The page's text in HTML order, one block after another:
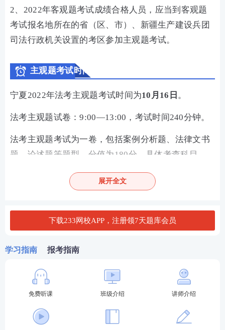
2、2022年客观题考试成绩合格人员，应当到客观题
考试报名地所在的省（区、市）、新疆生产建设兵团
司法行政机关设置的考区参加主观题考试。
主观题考试时间
宁夏2022年法考主观题考试时间为10月16日 。
法考主观题试卷：9:00—13:00，考试时间240分钟。
法考主观题考试为一卷，包括案例分析题、法律文书
题、论述题等题型，分值为180分。具体考查科目
习近平法治思想、法理学、宪法、刑法、刑事诉讼
法与行政诉讼法、司法制度和法律职业道德
主观题考试设置选作题的，应试人员可选择其一作
2023年法考至尊班火热招生中
2023法考至尊班新考季正式启航： 班主任全程陪伴
班督学辅导、八科 应试实力派
讲师录播+直播双重锁
展开全文
下载233网校APP，注册领7天题库会员
学习指南 报考指南
免费听课 班级介绍 讲师介绍